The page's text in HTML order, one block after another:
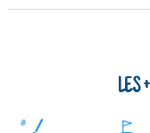
la nage, la résidence
LES